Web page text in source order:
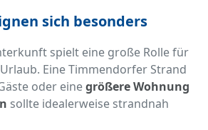
sich besonders
spielt eine große Rolle für
Eine Timmendorfer Strand
oder einegrößere Wohnung
sollte idealerweise strandnah